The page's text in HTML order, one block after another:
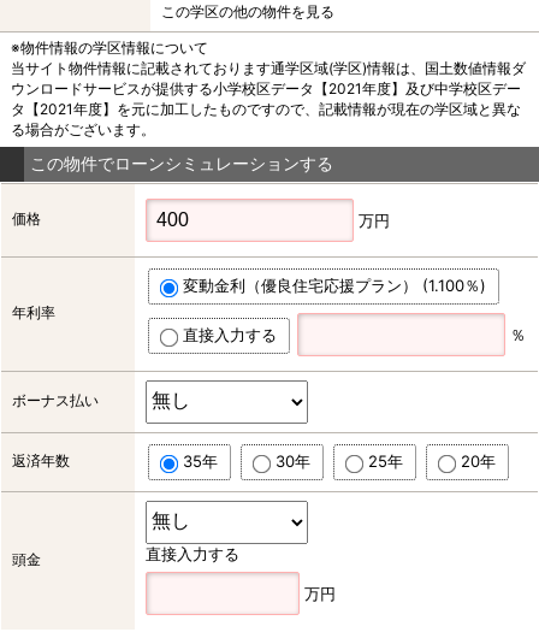
この学区の他の物件を見る
※物件情報の学区情報について
当サイト物件情報に記載されております通学区域(学区)情報は、国土数値情報ダ
ウンロードサービスが提供する小学校区データ【2021年度】及び中学校区デー
タ【2021年度】を元に加工したものですので、記載情報が現在の学区域と異な
る場合がございます。
この物件でローンシミュレーションする
価格 万円
年利率
変動金利（優良住宅応援プラン） (1.100％)
直接入力する ％
ボーナス払い
返済年数 35年 30年 25年 20年
頭金 直接入力する
万円